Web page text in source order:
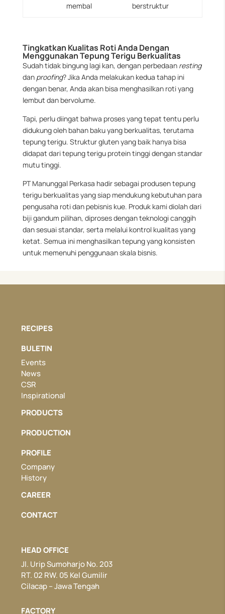
membal
berstruktur
Tingkatkan Kualitas Roti Anda Dengan
Menggunakan Tepung Terigu Berkualitas
Sudah tidak bingung lagi kan, dengan perbedaan resting
dan proofing? Jika Anda melakukan kedua tahap ini
dengan benar, Anda akan bisa menghasilkan roti yang
lembut dan bervolume.
Tapi, perlu diingat bahwa proses yang tepat tentu perlu
didukung oleh bahan baku yang berkualitas, terutama
tepung terigu. Struktur gluten yang baik hanya bisa
didapat dari tepung terigu protein tinggi dengan standar
mutu tinggi.
PT Manunggal Perkasa hadir sebagai produsen tepung
terigu berkualitas yang siap mendukung kebutuhan para
pengusaha roti dan pebisnis kue. Produk kami diolah dari
biji gandum pilihan, diproses dengan teknologi canggih
dan sesuai standar, serta melalui kontrol kualitas yang
ketat. Semua ini menghasilkan tepung yang konsisten
untuk memenuhi penggunaan skala bisnis.
RECIPES
BULETIN
Events
News
CSR
Inspirational
PRODUCTS
PRODUCTION
PROFILE
Company
History
CAREER
CONTACT
HEAD OFFICE
Jl. Urip Sumoharjo No. 203
RT. 02 RW. 05 Kel Gumilir
Cilacap – Jawa Tengah
FACTORY